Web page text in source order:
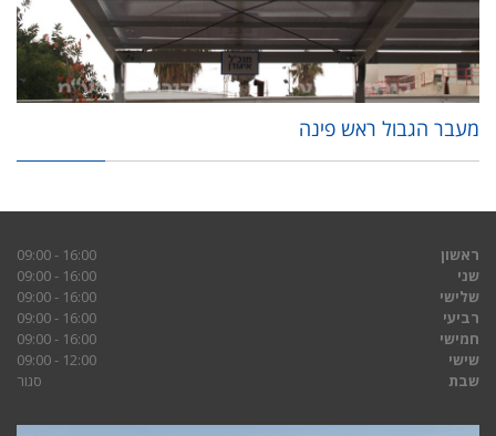
מעבר הגבול ראש פינה
ראשון
16:00 - 09:00
שני
16:00 - 09:00
שלישי
16:00 - 09:00
רביעי
16:00 - 09:00
חמישי
16:00 - 09:00
שישי
12:00 - 09:00
שבת
סגור